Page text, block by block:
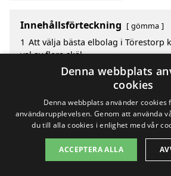
Innehållsförteckning gömma
1 Att välja bästa elbolag i Törestorp
val av flera skäl
Översikt över populära
Så enkelt är det att byta elbolag i
Innan du byter elbolag i Törestorp
veta
Vad ska du tänka på när du
Populära elbolag i Törestorp
Jämföra erbjudanden
Denna webbplats
cookies
Denna webbplats använder
användarupplevelsen. Genom att använda
du till alla cookies i enlighet med vår
ACCEPTERA ALLA